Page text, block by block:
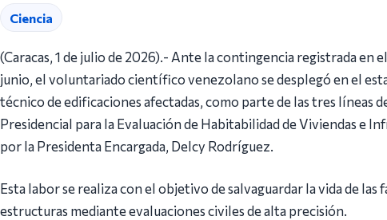
Ciencia
(Caracas, 1 de julio de 2026).- Ante la contingencia registrada en
junio, el voluntariado científico venezolano se desplegó en el
técnico de edificaciones afectadas, como parte de las tres líneas
Presidencial para la Evaluación de Habitabilidad de Viviendas e
por la Presidenta Encargada, Delcy Rodríguez.
Esta labor se realiza con el objetivo de salvaguardar la vida de las
estructuras mediante evaluaciones civiles de alta precisión.